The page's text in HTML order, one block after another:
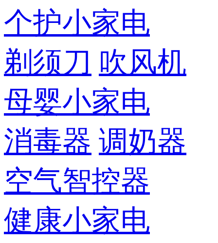
个护小家电
剃须刀 吹风机
母婴小家电
消毒器 调奶器
空气智控器
健康小家电